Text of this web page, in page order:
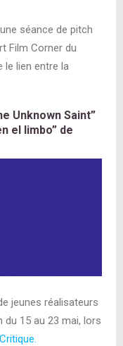
séance de pitch
Film Corner du
le lien entre la
Unknown Saint”
el limbo” de
jeunes réalisateurs
15 au 23 mai, lors